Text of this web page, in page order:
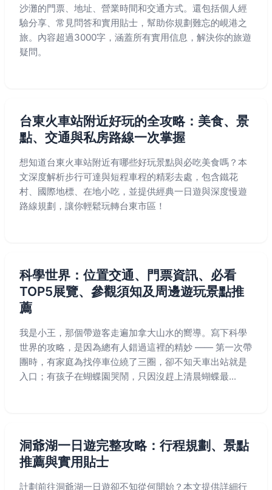
沙灘的門票、地址、營業時間和交通方式。還包括個人經
驗分享、常見問答和實用貼士，幫助你規劃難忘的峴港之
旅。內容超過3000字，涵蓋所有實用信息，解決你的旅遊
疑問。
台東火車站附近好玩的全攻略：美食、景
點、交通與私房路線一次掌握
想知道台東火車站附近有哪些好玩景點與必吃美食嗎？本
文深度解析步行可達與短程車程的精彩去處，包含鐵花
村、國際地標、在地小吃，並提供經典一日遊與深度慢遊
路線規劃，讓你輕鬆玩轉台東市區！
科學世界：位置交通、門票資訊、必看
TOP5展覽、參觀須知及周邊遊玩景點推
薦
我是小王，那個帶遊客走遍加拿大山水的嚮導。寫下科學
世界的攻略，是因為總有人錯過這裡的精妙 —— 第一次帶
團時，有家庭為找停車位繞了三圈，卻不知天車出站就是
入口；有孩子在蝴蝶園哭鬧，只因沒趕上清晨蝴蝶最...
洞爺湖一日遊完整攻略：行程規劃、景點
推薦與實用貼士
計劃前往洞爺湖一日遊卻不知從何開始？本文提供詳細行